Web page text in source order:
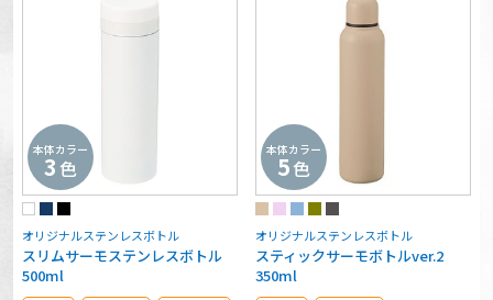
本体カラー
3色
オリジナルステンレスボトル
スリムサーモステンレスボトル
500ml
本体カラー
5色
オリジナルステンレスボトル
スティックサーモボトルver.2
350ml